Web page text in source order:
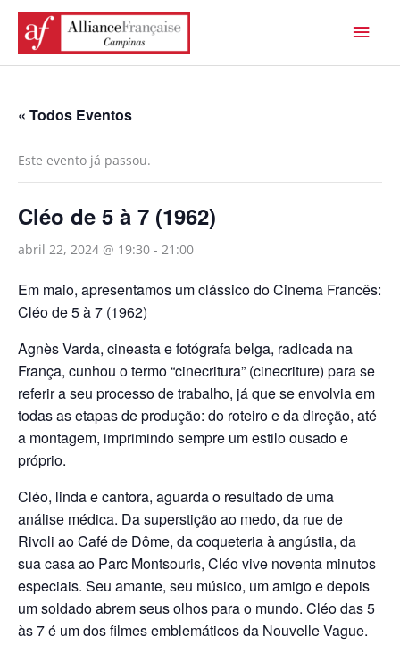
para
« Todos Eventos
Este evento já passou.
Cléo de 5 à 7 (1962)
abril 22, 2024 @ 19:30 - 21:00
Em maio, apresentamos um clássico do Cinema Francês:
Cléo de 5 à 7 (1962)
Agnès Varda, cineasta e fotógrafa belga, radicada na
França, cunhou o termo “cinecritura” (cinecriture) para se
referir a seu processo de trabalho, já que se envolvia em
todas as etapas de produção: do roteiro e da direção, até
a montagem, imprimindo sempre um estilo ousado e
próprio.
Cléo, linda e cantora, aguarda o resultado de uma
análise médica. Da superstição ao medo, da rue de
Rivoli ao Café de Dôme, da coqueteria à angústia, da
sua casa ao Parc Montsouris, Cléo vive noventa minutos
especiais. Seu amante, seu músico, um amigo e depois
um soldado abrem seus olhos para o mundo. Cléo das 5
às 7 é um dos filmes emblemáticos da Nouvelle Vague.